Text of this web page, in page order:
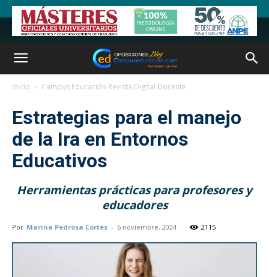
Inicio Campus Educación Revista Digital Docente
Estrategias para el manejo
de la Ira en Entornos
Educativos
Herramientas prácticas para profesores y
educadores
Por Marina Pedrosa Cortés - 6 noviembre, 2024 2115